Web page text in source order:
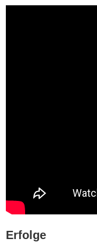
Erfolge